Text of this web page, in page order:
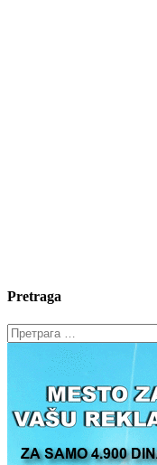
Pretraga
Претрага
за: